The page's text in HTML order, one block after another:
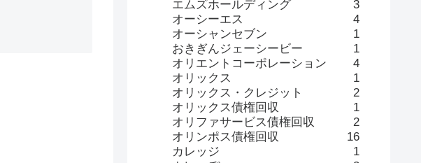
エムズホールディング
3
オーシーエス
4
オーシャンセブン
1
おきぎんジェーシービー
1
オリエントコーポレーション
4
オリックス
1
オリックス・クレジット
2
オリックス債権回収
1
オリファサービス債権回収
2
オリンポス債権回収
16
カレッジ
1